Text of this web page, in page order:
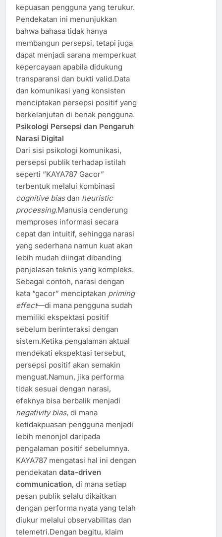
kepuasan pengguna yang terukur.
Pendekatan ini menunjukkan
bahwa bahasa tidak hanya
membangun persepsi, tetapi juga
dapat menjadi sarana memperkuat
kepercayaan apabila didukung
transparansi dan bukti valid.Data
dan komunikasi yang konsisten
menciptakan persepsi positif yang
berkelanjutan di benak pengguna.
Psikologi Persepsi dan Pengaruh
Narasi Digital
Dari sisi psikologi komunikasi,
persepsi publik terhadap istilah
seperti “KAYA787 Gacor”
terbentuk melalui kombinasi
cognitive biasdan heuristic
processing.Manusia cenderung
memproses informasi secara
cepat dan intuitif, sehingga narasi
yang sederhana namun kuat akan
lebih mudah diingat dibanding
penjelasan teknis yang kompleks.
Sebagai contoh, narasi dengan
kata “gacor” menciptakan priming
effect—di mana pengguna sudah
memiliki ekspektasi positif
sebelum berinteraksi dengan
sistem.Ketika pengalaman aktual
mendekati ekspektasi tersebut,
persepsi positif akan semakin
menguat.Namun, jika performa
tidak sesuai dengan narasi,
efeknya bisa berbalik menjadi
negativity bias, di mana
ketidakpuasan pengguna menjadi
lebih menonjol daripada
pengalaman positif sebelumnya.
KAYA787 mengatasi hal ini dengan
pendekatan data-driven
communication, di mana setiap
pesan publik selalu dikaitkan
dengan performa nyata yang telah
diukur melalui observabilitas dan
telemetri.Dengan begitu, klaim